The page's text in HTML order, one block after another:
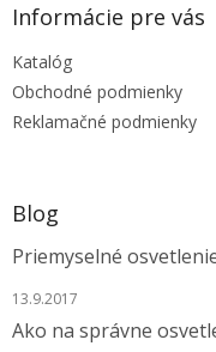
Informácie pre vás
Katalóg
Obchodné podmienky
Reklamačné podmienky
Blog
Priemyselné
13.9.2017
Ako na správne